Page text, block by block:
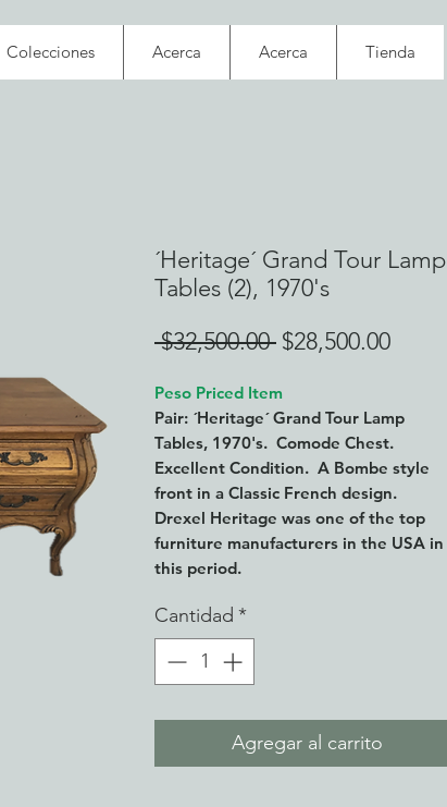
Colecciones Acerca Acerca Tienda
´Heritage´ Grand Tour Lamp
Tables (2), 1970's
$32,500.00 Precio
$28,500.00Precio
Peso Priced Item
Pair: ´Heritage´ Grand Tour Lamp
Tables, 1970's. Comode Chest.
Excellent Condition. A Bombe style
front in a Classic French design.
Drexel Heritage was one of the top
furniture manufacturers in the USA in
this period.
Cantidad *
Agregar al carrito